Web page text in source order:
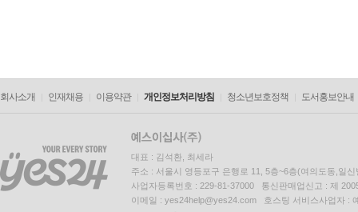
회사소개 인재채용 이용약관 개인정보처리방침 청소년보호정책 도서홍보안내
대표 : 김석환, 최세라
주소 : 서울시 영등포구 은행로 11, 5층~6층(여의도동,일신
사업자등록번호 : 229-81-37000 통신판매업신고 : 제
이메일 : yes24help@yes24.com 호스팅 서비스사업자 :